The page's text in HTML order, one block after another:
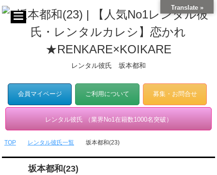
レンタル彼氏 坂本都和
会員マイページ ご利用について 募集・お問合せ
レンタル彼氏 （業界No1在籍数1000名突破）
TOP レンタル彼氏一覧 坂本都和(23)
坂本都和(23)
Translate »